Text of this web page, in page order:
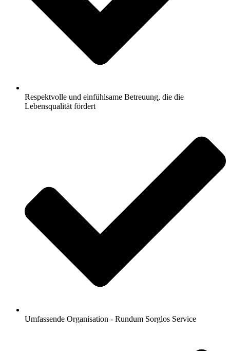
Respektvolle und einfühlsame Betreuung, die die
Lebensqualität fördert
Umfassende Organisation - Rundum Sorglos Service